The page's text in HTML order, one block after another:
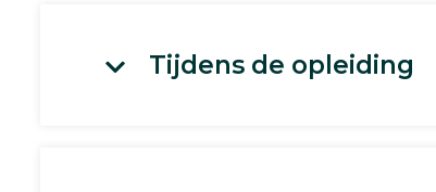
Tijdens de opleiding